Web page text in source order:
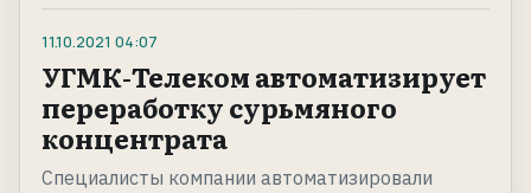
11.10.2021 04:07
УГМК-Телеком автоматизирует
переработку сурьмяного
концентрата
Специалисты компании автоматизировали